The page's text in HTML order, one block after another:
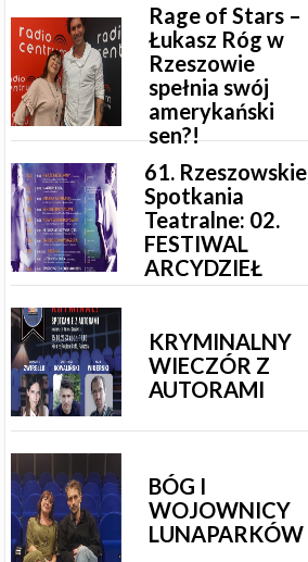
Rage of Stars –
Łukasz Róg w
Rzeszowie
spełnia swój
amerykański
sen?!
61. Rzeszowskie
Spotkania
Teatralne: 02.
FESTIWAL
ARCYDZIEŁ
KRYMINALNY
WIECZÓR Z
AUTORAMI
BÓG I
WOJOWNICY
LUNAPARKÓW